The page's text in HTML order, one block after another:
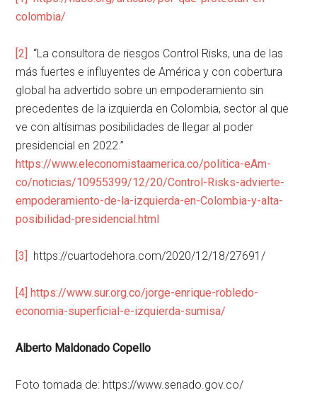
colombia/
[2] “La consultora de riesgos Control Risks, una de las
más fuertes e influyentes de América y con cobertura
global ha advertido sobre un empoderamiento sin
precedentes de la izquierda en Colombia, sector al que
ve con altísimas posibilidades de llegar al poder
presidencial en 2022.”
https://www.eleconomistaamerica.co/politica-eAm-
co/noticias/10955399/12/20/Control-Risks-advierte-
empoderamiento-de-la-izquierda-en-Colombia-y-alta-
posibilidad-presidencial.html
[3] https://cuartodehora.com/2020/12/18/27691/
[4] https://www.sur.org.co/jorge-enrique-robledo-
economia-superficial-e-izquierda-sumisa/
Alberto Maldonado Copello
Foto tomada de: https://www.senado.gov.co/